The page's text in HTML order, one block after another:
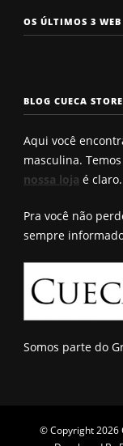
OS ÚLTIMOS 3 WEB
Os 7 tipos de
rosto
BLOG CUECA STORE
Aqui você
masculina.
nossa loja é claro.
Pra você não
sempre
Somos parte do
© Copyright 2026